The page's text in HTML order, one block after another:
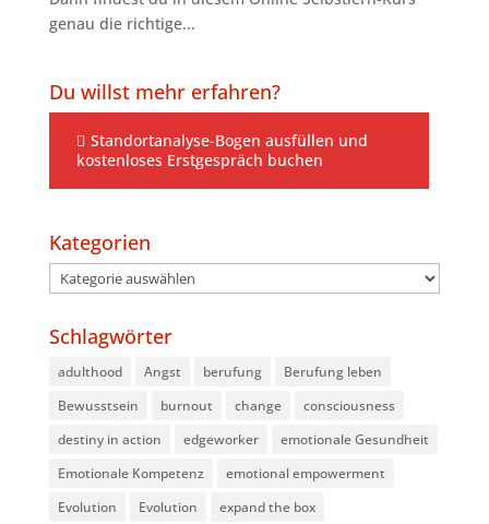
genau die richtige...
Du willst mehr erfahren?
Standortanalyse-Bogen ausfüllen und
kostenloses Erstgespräch buchen
Kategorien
Kategorien
Schlagwörter
adulthood Angst berufung
Berufung leben
Bewusstsein
burnout change
consciousness
destiny in action
edgeworker
emotionale Gesundheit
Emotionale Kompetenz
emotional empowerment
Evolution
Evolution
expand the box